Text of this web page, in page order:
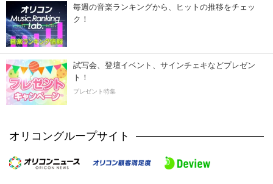
毎週の音楽ランキングから、ヒットの推移をチェッ
ク！
試写会、登壇イベント、サインチェキなどプレゼン
ト！
プレゼント特集
オリコングループサイト